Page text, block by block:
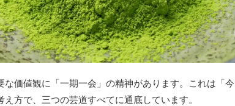
価値観に「一期一会」の精神があります。これは「今
方で、三つの芸道すべてに通底しています。